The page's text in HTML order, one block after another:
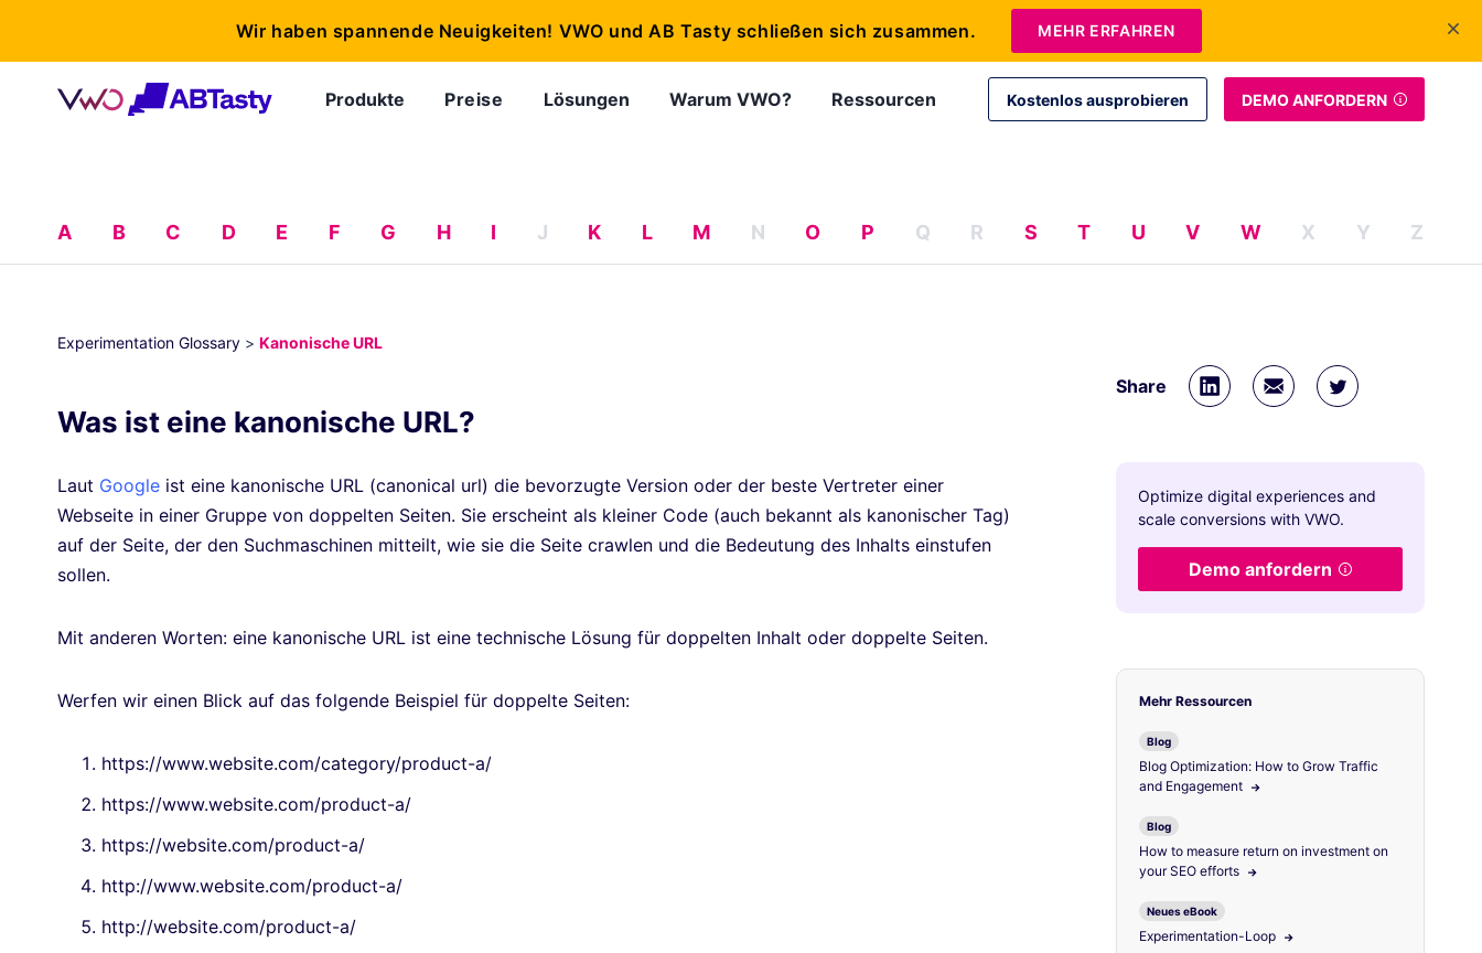
+1 415-349-3207
Produkte Preise Lösungen Warum VWO? Ressourcen Kostenlos ausprobieren DEMO ANFORDERN
A B C D E F G H I J K L M N O P Q R S T U V W X Y Z
Experimentation Glossary > Kanonische URL
Was ist eine kanonische URL?
Laut Google ist eine kanonische URL (canonical url) die bevorzugte Version oder der beste Vertreter einer
Webseite in einer Gruppe von doppelten Seiten. Sie erscheint als kleiner Code (auch bekannt als kanonischer Tag)
auf der Seite, der den Suchmaschinen mitteilt, wie sie die Seite crawlen und die Bedeutung des Inhalts einstufen
sollen.
Mit anderen Worten: eine kanonische URL ist eine technische Lösung für doppelten Inhalt oder doppelte Seiten.
Werfen wir einen Blick auf das folgende Beispiel für doppelte Seiten:
https://www.website.com/category/product-a/
https://www.website.com/product-a/
https://website.com/product-a/
http://www.website.com/product-a/
http://website.com/product-a/
Share
Optimize digital experiences and
scale conversions with VWO.
Demo anfordern
Mehr Ressourcen
Blog
Blog Optimization: How to Grow Traffic
and Engagement
Blog
How to measure return on investment on
your SEO efforts
Neues eBook
Experimentation-Loop
Wir haben spannende Neuigkeiten! VWO und AB Tasty schließen sich zusammen. MEHR ERFAHREN